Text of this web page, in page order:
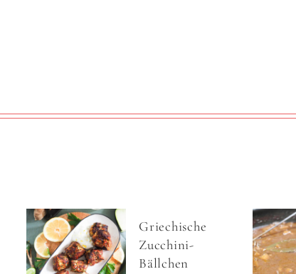
Griechische
Zucchini-
Bällchen